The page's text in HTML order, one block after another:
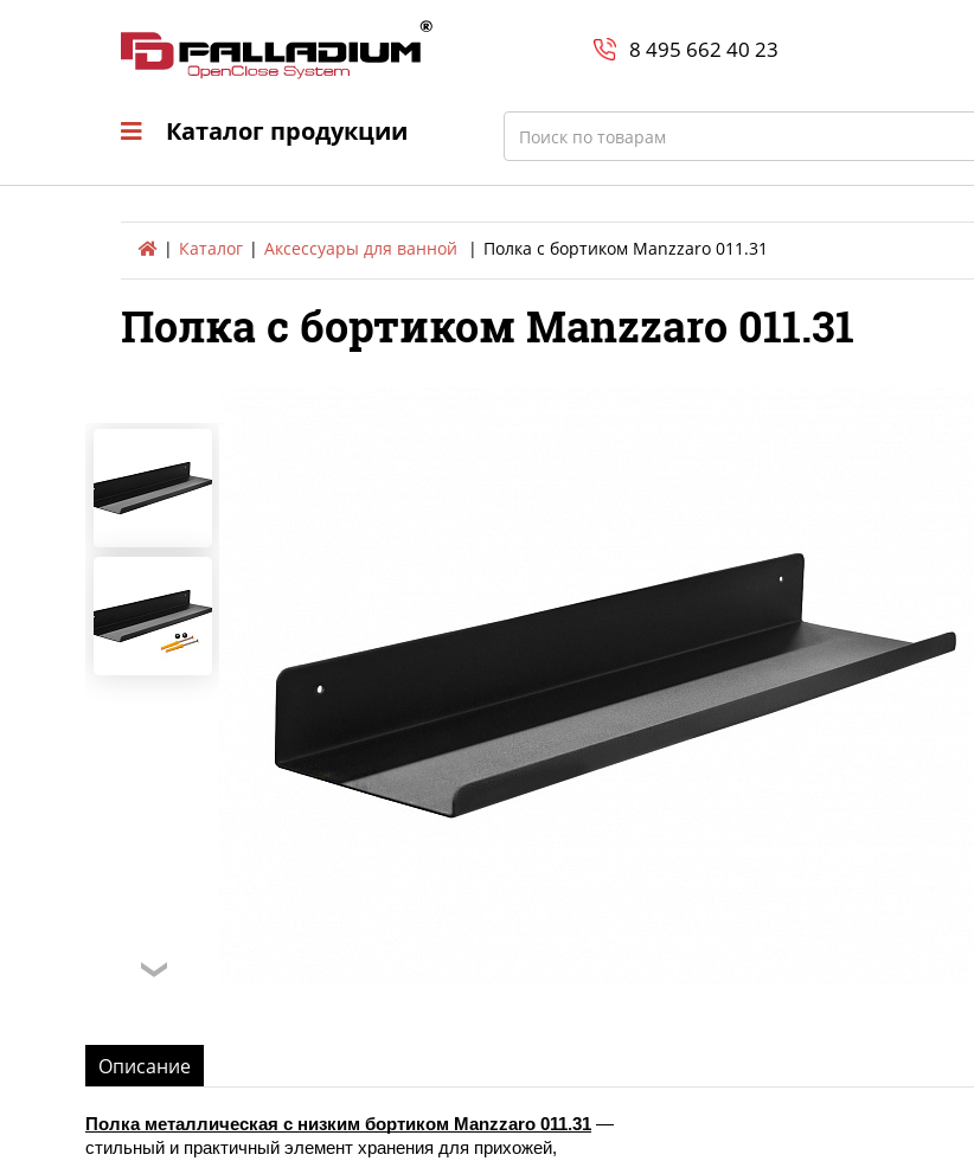
Каталог продукции 8 800-700-23-35
8 495 662 40 23
Каталог продукции Search
Каталог Аксессуары для ванной Полка с бортиком Manzzaro 011.31
Полка с бортиком Manzzaro 011.31
Описание
Полка металлическая с низким бортиком Manzzaro 011.31 —
стильный и практичный элемент хранения для прихожей,